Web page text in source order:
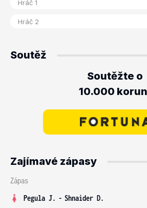
Soutěž
Soutěžte o
10.000
Zajímavé zápasy
Zápas
Pegula J. - Shnaider D.